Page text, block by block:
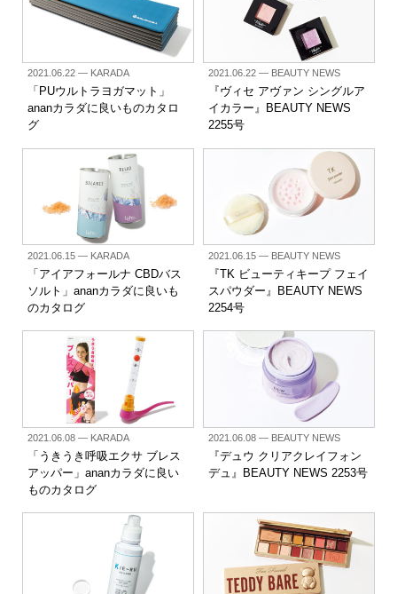
2021.06.22— KARADA
「PUウルトラヨガマット」
ananカラダに良いものカタロ
グ
2021.06.22— BEAUTY NEWS
『ヴィセ アヴァン シングルア
イカラー』BEAUTY NEWS
2255号
2021.06.15— KARADA
「アイアフォールナ CBDバス
ソルト」ananカラダに良いも
のカタログ
2021.06.15— BEAUTY NEWS
『TK ビューティキープ フェイ
スパウダー』BEAUTY NEWS
2254号
2021.06.08— KARADA
「うきうき呼吸エクサ ブレス
アッパー」ananカラダに良い
ものカタログ
2021.06.08— BEAUTY NEWS
『デュウ クリアクレイフォン
デュ』BEAUTY NEWS 2253号